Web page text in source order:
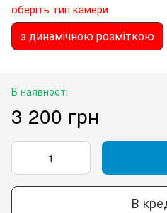
оберіть тип камери
з динамічною розміткою
В наявності
3 200 грн
В